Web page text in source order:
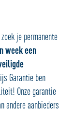
je permanente
week een
Garantie ben
Onze garantie
andere aanbieders